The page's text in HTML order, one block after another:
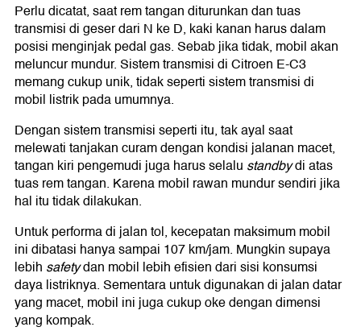
Perlu dicatat, saat rem tangan diturunkan dan tuas
transmisi di geser dari N ke D, kaki kanan harus dalam
posisi menginjak pedal gas. Sebab jika tidak, mobil akan
meluncur mundur. Sistem transmisi di Citroen E-C3
memang cukup unik, tidak seperti sistem transmisi di
mobil listrik pada umumnya.
Dengan sistem transmisi seperti itu, tak ayal saat
melewati tanjakan curam dengan kondisi jalanan macet,
tangan kiri pengemudi juga harus selalu standbydi atas
tuas rem tangan. Karena mobil rawan mundur sendiri jika
hal itu tidak dilakukan.
Untuk performa di jalan tol, kecepatan maksimum mobil
ini dibatasi hanya sampai 107 km/jam. Mungkin supaya
lebih safetydan mobil lebih efisien dari sisi konsumsi
daya listriknya. Sementara untuk digunakan di jalan datar
yang macet, mobil ini juga cukup oke dengan dimensi
yang kompak.